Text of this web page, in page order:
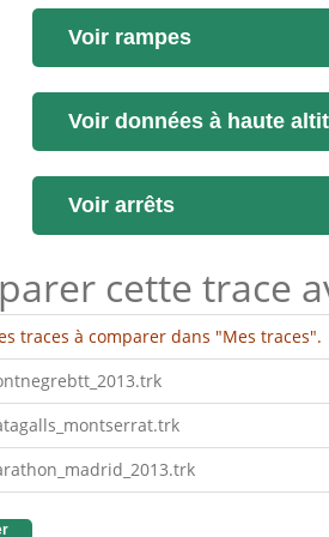
Voir rampes
Voir données à haute
Voir arrêts
cette trace
traces à comparer dans "Mes traces".